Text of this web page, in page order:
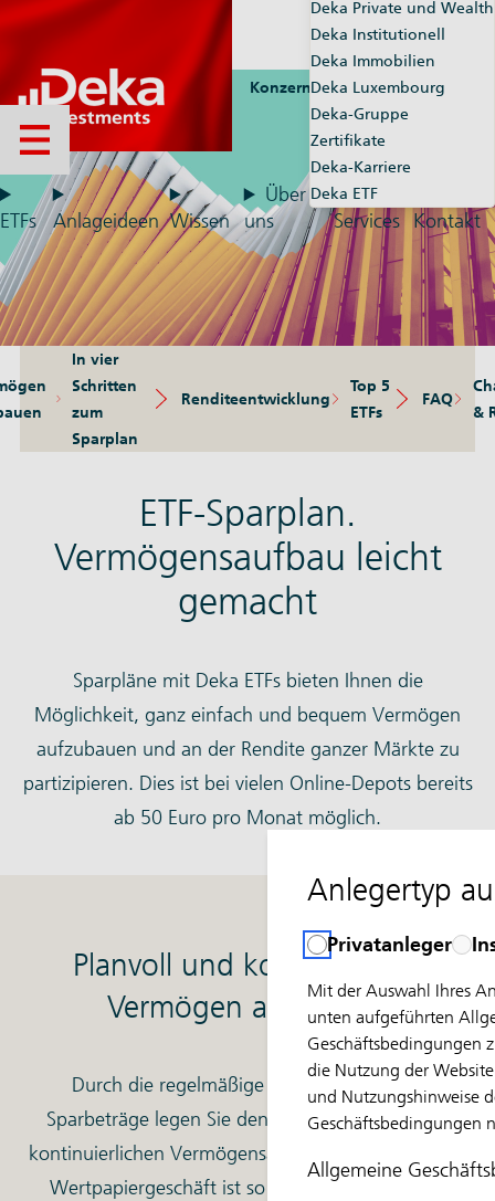
Anlegertyp
Privatanleger
Mit der Auswahl Ihres
unten aufgeführten
Geschäftsbedingungen
die Nutzung der
und Nutzungshinweise
Geschäftsbedingungen
Allgemeine
Konzernseiten
Deka Private und Wealth
Deka Institutionell
Deka Immobilien
Deka Luxembourg
Deka-Gruppe
Zertifikate
Deka-Karriere
Deka ETF
Market-Maker
Menü öffnen
ETFs Anlageideen Wissen
Über
uns
Services Kontakt
In vier
Schritten
zum
Sparplan
Renditeentwicklung
Top 5
ETFs
FAQ
&
ETF-Sparplan.
Vermögensaufbau leicht
gemacht
Sparpläne mit Deka ETFs bieten Ihnen die
Möglichkeit, ganz einfach und bequem Vermögen
aufzubauen und an der Rendite ganzer Märkte zu
partizipieren. Dies ist bei vielen Online-Depots bereits
ab 50 Euro pro Monat möglich.
Planvoll und kontinuierlich
Vermögen aufbauen.
Durch die regelmäßige Einzahlung kleiner
Sparbeträge legen Sie den Grundstein für einen
kontinuierlichen Vermögensaufbau. Der Einstieg ins
Wertpapiergeschäft ist so denkbar einfach und